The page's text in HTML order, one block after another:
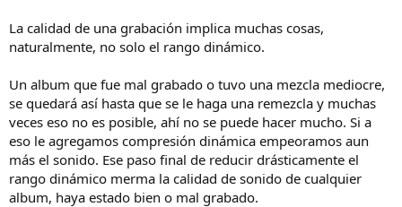
La calidad de una grabación implica muchas cosas,
naturalmente, no solo el rango dinámico.
Un album que fue mal grabado o tuvo una mezcla mediocre,
se quedará así hasta que se le haga una remezcla y muchas
veces eso no es posible, ahí no se puede hacer mucho. Si a
eso le agregamos compresión dinámica empeoramos aun
más el sonido. Ese paso final de reducir drásticamente el
rango dinámico merma la calidad de sonido de cualquier
album, haya estado bien o mal grabado.